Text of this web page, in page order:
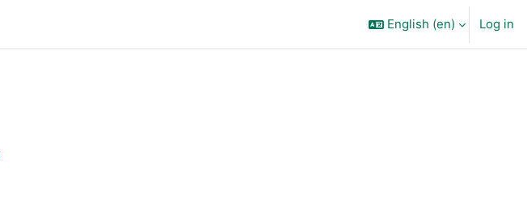
English ‎(en)‎ Log in